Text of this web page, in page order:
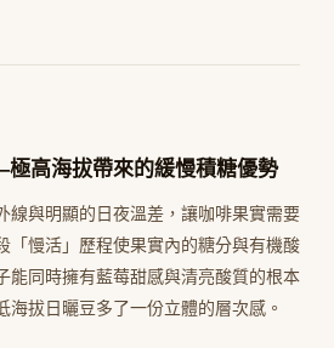
高海拔帶來的緩慢積糖優勢
線與明顯的日夜溫差，讓咖啡果實需要
「慢活」歷程使果實內的糖分與有機酸
能同時擁有藍莓甜感與清亮酸質的根本
海拔日曬豆多了一份立體的層次感。